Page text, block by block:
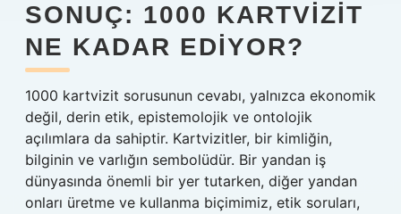
SONUÇ: 1000 KARTVIZIT
NE KADAR EDIYOR?
1000 kartvizit sorusunun cevabı, yalnızca ekonomik
değil, derin etik, epistemolojik ve ontolojik
açılımlara da sahiptir. Kartvizitler, bir kimliğin,
bilginin ve varlığın sembolüdür. Bir yandan iş
dünyasında önemli bir yer tutarken, diğer yandan
onları üretme ve kullanma biçimimiz, etik soruları,